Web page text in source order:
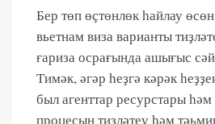
Бер төп өҫтөнлөк һайлау
вьетнам виза варианты
ғариза осрағында ашығыс
Тимәк, әгәр һеҙгә кәрәк
был агенттар ресурстары
процесын тиҙләтеү һәм